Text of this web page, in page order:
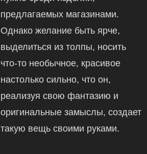
предлагаемых магазинами.
Однако желание быть ярче,
выделиться из толпы, носить
что-то необычное, красивое
настолько сильно, что он,
реализуя свою фантазию и
оригинальные замыслы, создает
такую вещь своими руками.